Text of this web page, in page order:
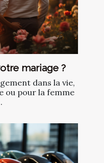
mariage ?
dans la vie,
ou pour la femme